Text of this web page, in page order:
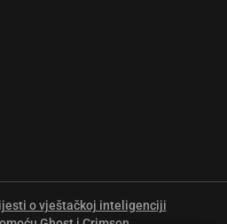
o vještačkoj inteligenciji